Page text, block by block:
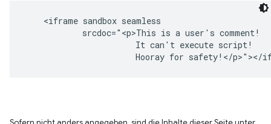
    <iframe sandbox seamless
            srcdoc="<p>This is a user's comment!
                       It can't execute script!